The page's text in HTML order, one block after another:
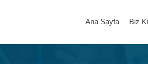
Ana Sayfa Biz